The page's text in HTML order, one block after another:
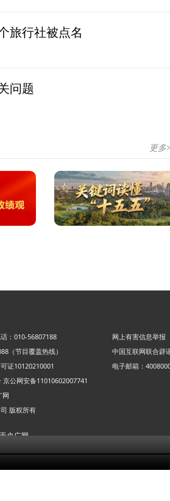
旅行社被点名
问题
更多
：010-56807188
网上有害信息举报
（节目覆盖热线）
中国互联网联合辟
证10120210001
电子邮箱：
京公网安备11010602007741
网
版权所有
央广网